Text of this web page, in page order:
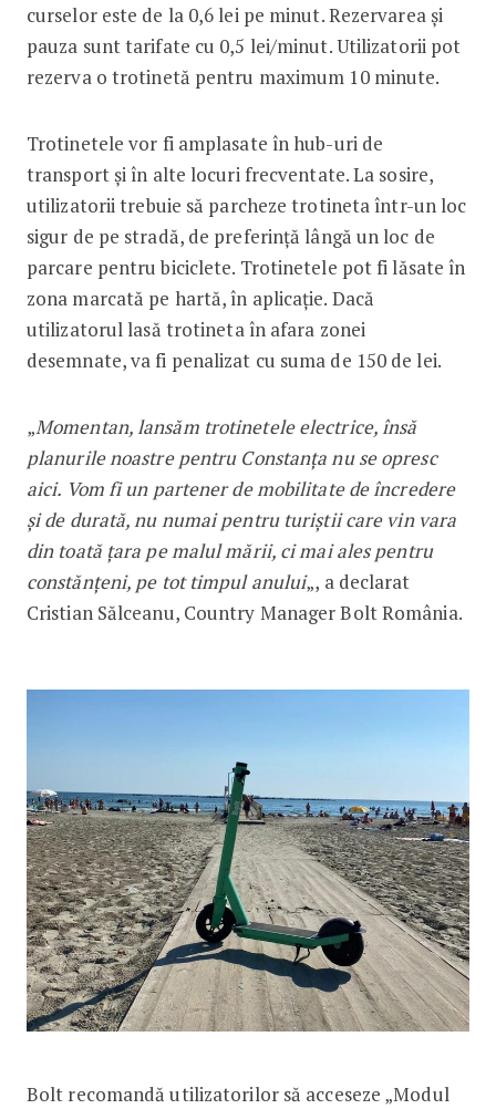
curselor este de la 0,6 lei pe minut. Rezervarea și
pauza sunt tarifate cu 0,5 lei/minut. Utilizatorii pot
rezerva o trotinetă pentru maximum 10 minute.
Trotinetele vor fi amplasate în hub-uri de
transport și în alte locuri frecventate. La sosire,
utilizatorii trebuie să parcheze trotineta într-un loc
sigur de pe stradă, de preferință lângă un loc de
parcare pentru biciclete. Trotinetele pot fi lăsate în
zona marcată pe hartă, în aplicație. Dacă
utilizatorul lasă trotineta în afara zonei
desemnate, va fi penalizat cu suma de 150 de lei.
„Momentan, lansăm trotinetele electrice, însă
planurile noastre pentru Constanța nu se opresc
aici. Vom fi un partener de mobilitate de încredere
și de durată, nu numai pentru turiștii care vin vara
din toată țara pe malul mării, ci mai ales pentru
constănțeni, pe tot timpul anului„, a declarat
Cristian Sălceanu, Country Manager Bolt România.
Bolt recomandă utilizatorilor să acceseze „Modul